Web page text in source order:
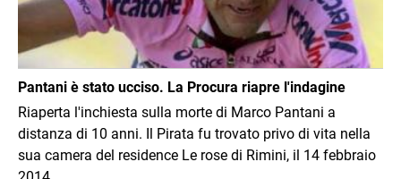
Pantani è stato ucciso. La Procura riapre l'indagine
Riaperta l'inchiesta sulla morte di Marco Pantani a
distanza di 10 anni. Il Pirata fu trovato privo di vita nella
sua camera del residence Le rose di Rimini, il 14 febbraio